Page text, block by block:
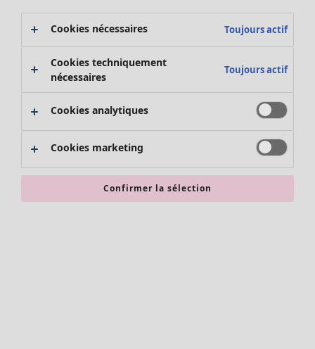
Promos SOLDES
Les promos de Gudrun Sjödén
Nouvel arrivage
Bonnes affaires en soldes - jusqu'à -70
Cookies nécessaires Toujours actif
Cookies techniquement
nécessaires
Toujours actif
Cookies analytiques
Cookies marketing
Confirmer la sélection